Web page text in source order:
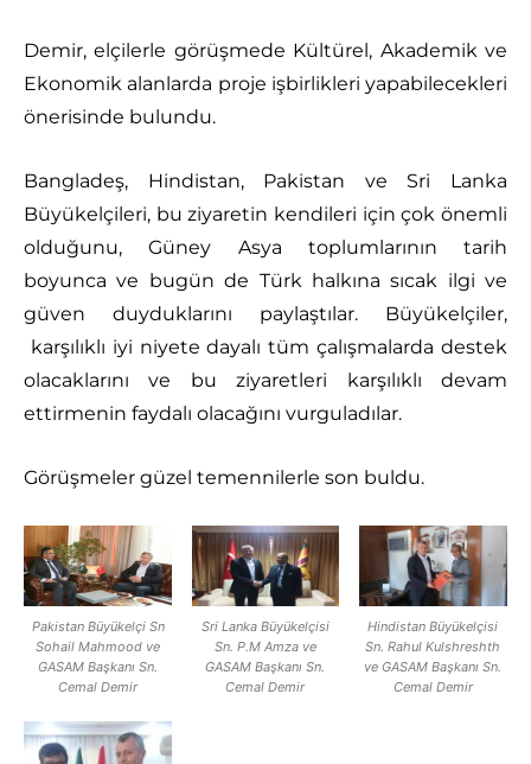
Demir, elçilerle görüşmede Kültürel, Akademik ve
Ekonomik alanlarda proje işbirlikleri yapabilecekleri
önerisinde bulundu.
Bangladeş, Hindistan, Pakistan ve Sri Lanka
Büyükelçileri, bu ziyaretin kendileri için çok önemli
olduğunu, Güney Asya toplumlarının tarih
boyunca ve bugün de Türk halkına sıcak ilgi ve
güven duyduklarını paylaştılar. Büyükelçiler,
karşılıklı iyi niyete dayalı tüm çalışmalarda destek
olacaklarını ve bu ziyaretleri karşılıklı devam
ettirmenin faydalı olacağını vurguladılar.
Görüşmeler güzel temennilerle son buldu.
Pakistan Büyükelçi Sn
Sohail Mahmood ve
GASAM Başkanı Sn.
Cemal Demir
Sri Lanka Büyükelçisi
Sn. P.M Amza ve
GASAM Başkanı Sn.
Cemal Demir
Hindistan Büyükelçisi
Sn. Rahul Kulshreshth
ve GASAM Başkanı Sn.
Cemal Demir